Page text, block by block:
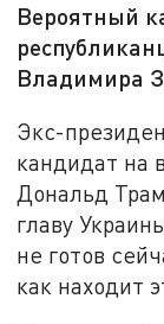
Вероятный
Владимира
Экс-
кандидат на
Дональд
главу
не готов
как находит